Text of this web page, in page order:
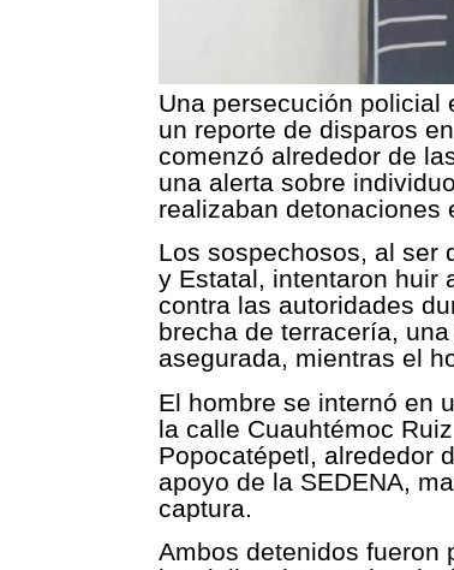
Una persecución policial
un reporte de disparos
comenzó alrededor de
una alerta sobre
realizaban detonaciones
Los sospechosos, al ser
y Estatal, intentaron huir
contra las autoridades
brecha de terracería,
asegurada, mientras el
El hombre se internó en
la calle Cuauhtémoc
Popocatépetl, alrededor
apoyo de la SEDENA,
captura.
Ambos detenidos fueron